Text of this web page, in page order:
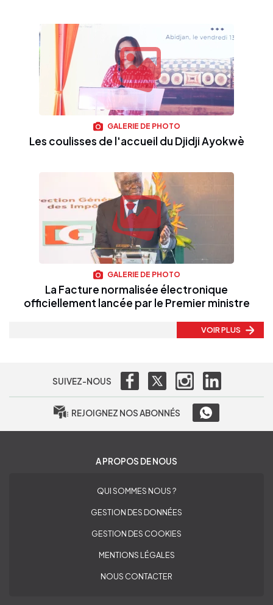
GALERIE DE PHOTO
Les coulisses de l'accueil du Djidji Ayokwè
GALERIE DE PHOTO
La Facture normalisée électronique
officiellement lancée par le Premier ministre
VOIR PLUS
SUIVEZ-NOUS
REJOIGNEZ NOS ABONNÉS
A PROPOS DE NOUS
QUI SOMMES NOUS ?
GESTION DES DONNÉES
GESTION DES COOKIES
MENTIONS LÉGALES
NOUS CONTACTER